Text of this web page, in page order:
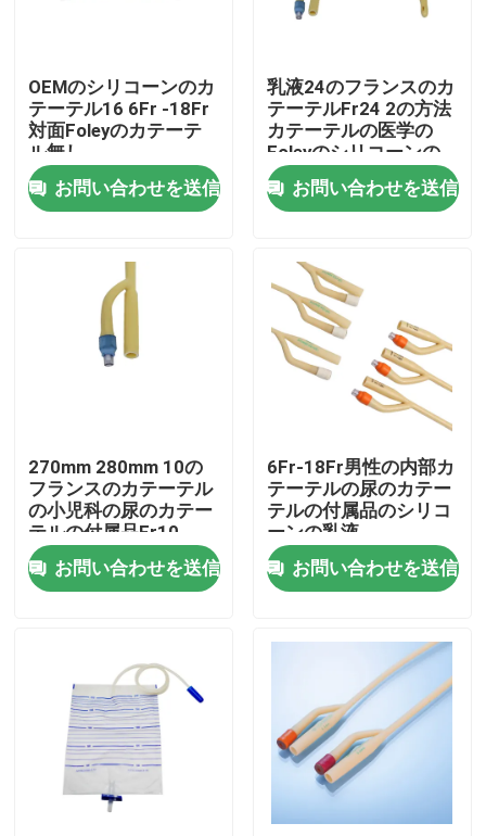
ホーム
企業情報
品質管理
お問い合わせ
医学のシリコーン ゴム
医学のゴム製 ストッパー
ゴム製 スポイトのプランジャー
OEMのシリコーンのカ
テーテル16 6Fr -18Fr
対面Foleyのカテーテ
ル無し
お問い合わせを送信
乳液24のフランスのカ
テーテルFr24 2の方法
カテーテルの医学の
Foleyのシリコーンの
カテーテル
お問い合わせを送信
270mm 280mm 10の
フランスのカテーテル
の小児科の尿のカテー
テルの付属品Fr10
お問い合わせを送信
6Fr-18Fr男性の内部カ
テーテルの尿のカテー
テルの付属品のシリコ
ーンの乳液
お問い合わせを送信